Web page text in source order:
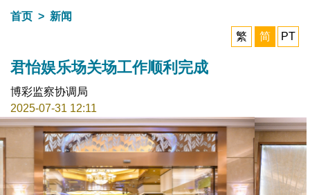
首页
新闻
繁
简 PT
君怡娱乐场关场工作顺利完成
博彩监察协调局
2025-07-31 12:11